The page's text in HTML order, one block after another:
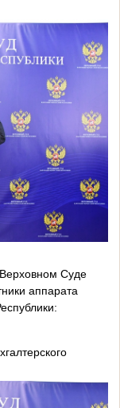
Суде
аппарата